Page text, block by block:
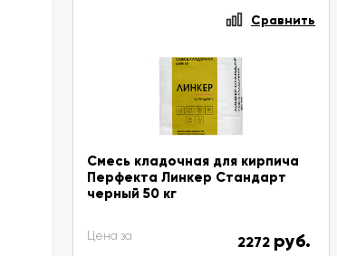
Сравнить
Смесь кладочная для кирпича
Перфекта Линкер Стандарт
черный 50 кг
Цена за 2272 руб.